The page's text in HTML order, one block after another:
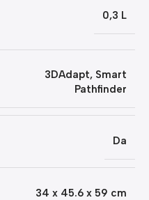
0,3 L
3DAdapt, Smart
Pathfinder
Da
34 x 45.6 x 59 cm